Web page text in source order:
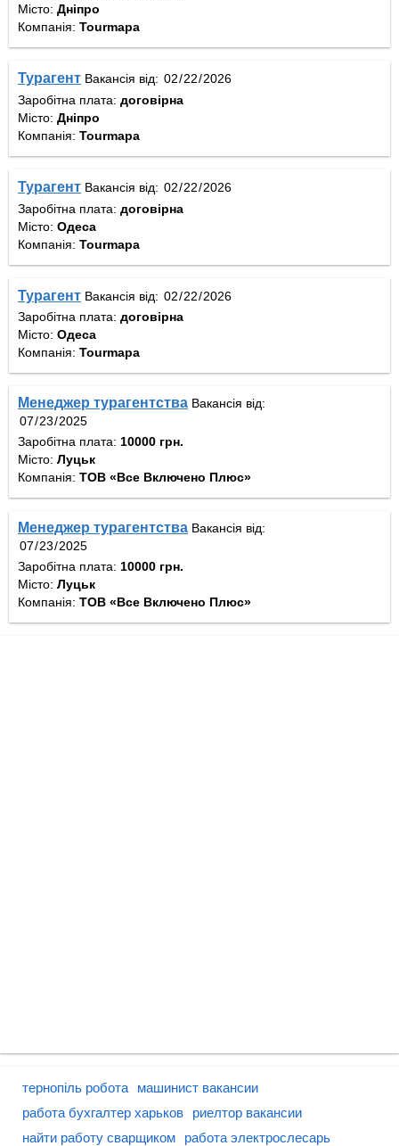
Місто: Дніпро
Компанія: Tourmapa
Турагент Вакансія від:
Заробітна плата: договірна
Місто: Дніпро
Компанія: Tourmapa
Турагент Вакансія від:
Заробітна плата: договірна
Місто: Одеса
Компанія: Tourmapa
Турагент Вакансія від:
Заробітна плата: договірна
Місто: Одеса
Компанія: Tourmapa
Менеджер турагентства Вакансія від:
Заробітна плата: 10000 грн.
Місто: Луцьк
Компанія: ТОВ «Все Включено Плюс»
Менеджер турагентства Вакансія від:
Заробітна плата: 10000 грн.
Місто: Луцьк
Компанія: ТОВ «Все Включено Плюс»
тернопіль робота
машинист вакансии
работа бухгалтер харьков
риелтор вакансии
найти работу сварщиком
работа электрослесарь